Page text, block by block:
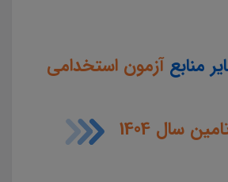
منابعآزمون استخدامی
سال 1404